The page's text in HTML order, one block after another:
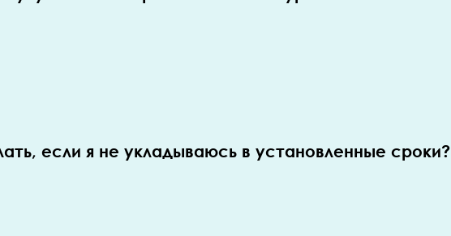
если я не укладываюсь в установленные сроки?